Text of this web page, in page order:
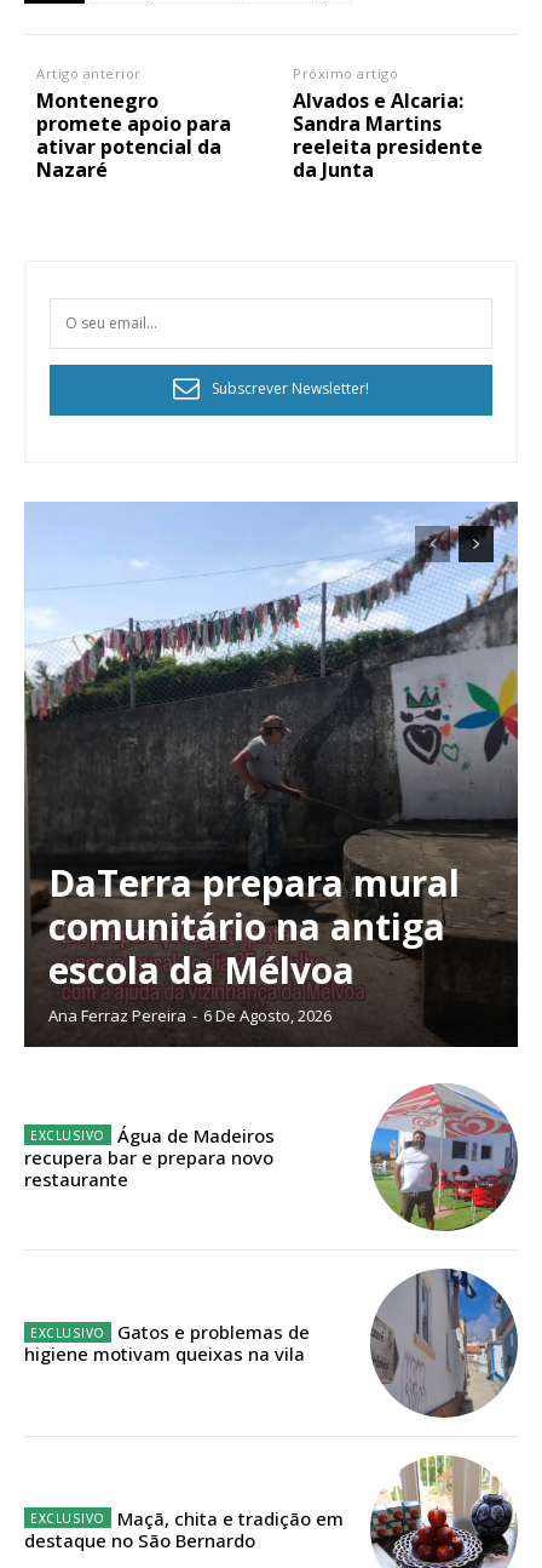
Planos de Assinatura
Faça-se assinante do Região de Cister e ajude-nos a manter este serviço
público!
Sendo assinante terá acesso a todos os conteúdos exclusivos e versões
ASSINATURA
12 meses
Artigo anterior
Montenegro
promete apoio para
ativar potencial da
Nazaré
Próximo artigo
Alvados e Alcaria:
Sandra Martins
reeleita presidente
da Junta
Subscrever Newsletter!
DaTerra prepara mural
comunitário na antiga
escola da Mélvoa
Ana Ferraz Pereira - 6 De Agosto, 2026
Água de Madeiros
recupera bar e prepara novo
restaurante
Gatos e problemas de
higiene motivam queixas na vila
Maçã, chita e tradição em
destaque no São Bernardo